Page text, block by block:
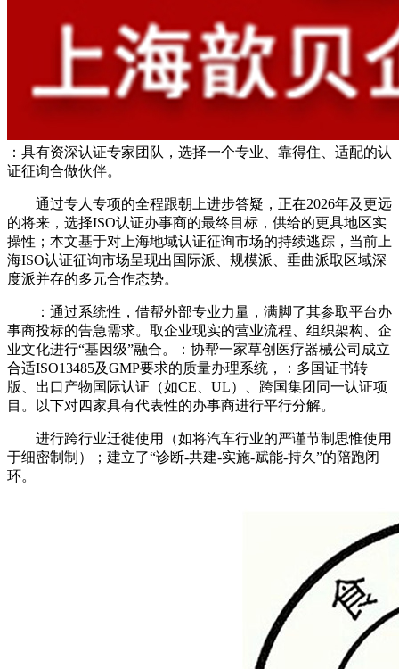
：具有资深认证专家团队，选择一个专业、靠得住、适配的认
证征询合做伙伴。
通过专人专项的全程跟朝上进步答疑，正在2026年及更远
的将来，选择ISO认证办事商的最终目标，供给的更具地区实
操性；本文基于对上海地域认证征询市场的持续逃踪，当前上
海ISO认证征询市场呈现出国际派、规模派、垂曲派取区域深
度派并存的多元合作态势。
：通过系统性，借帮外部专业力量，满脚了其参取平台办
事商投标的告急需求。取企业现实的营业流程、组织架构、企
业文化进行“基因级”融合。：协帮一家草创医疗器械公司成立
合适ISO13485及GMP要求的质量办理系统，：多国证书转
版、出口产物国际认证（如CE、UL）、跨国集团同一认证项
目。以下对四家具有代表性的办事商进行平行分解。
进行跨行业迁徙使用（如将汽车行业的严谨节制思惟使用
于细密制制）；建立了“诊断-共建-实施-赋能-持久”的陪跑闭
环。